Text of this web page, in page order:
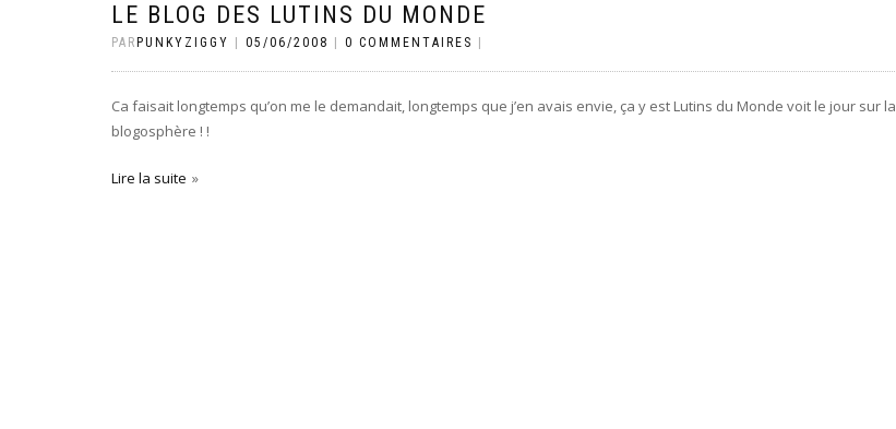
LE BLOG DES LUTINS DU MONDE
PAR PUNKYZIGGY 05/06/2008 0 COMMENTAIRES
Ca faisait longtemps qu’on me le demandait, longtemps que j’en avais envie, ça y est Lutins du Monde voit le jour sur la
blogosphère ! !
Lire la suite